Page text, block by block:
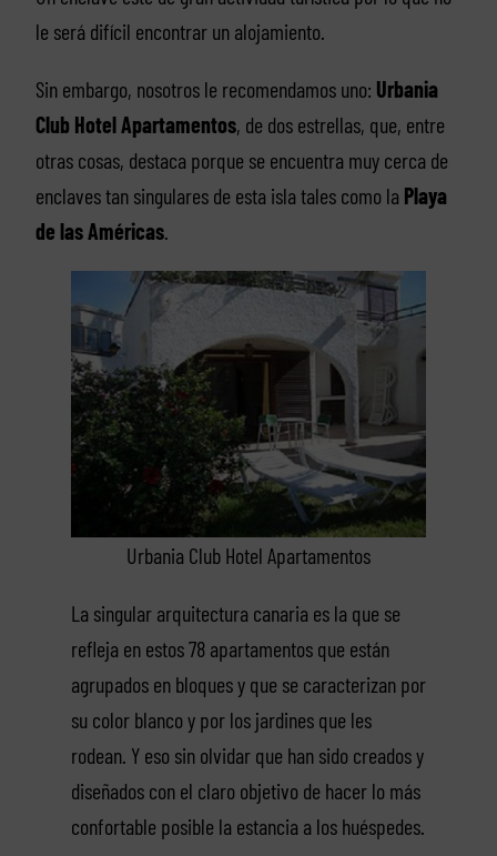
le será difícil encontrar un alojamiento.
Sin embargo, nosotros le recomendamos uno: Urbania
Club Hotel Apartamentos, de dos estrellas, que, entre
otras cosas, destaca porque se encuentra muy cerca de
enclaves tan singulares de esta isla tales como la Playa
de las Américas.
Urbania Club Hotel Apartamentos
La singular arquitectura canaria es la que se
refleja en estos 78 apartamentos que están
agrupados en bloques y que se caracterizan por
su color blanco y por los jardines que les
rodean. Y eso sin olvidar que han sido creados y
diseñados con el claro objetivo de hacer lo más
confortable posible la estancia a los huéspedes.